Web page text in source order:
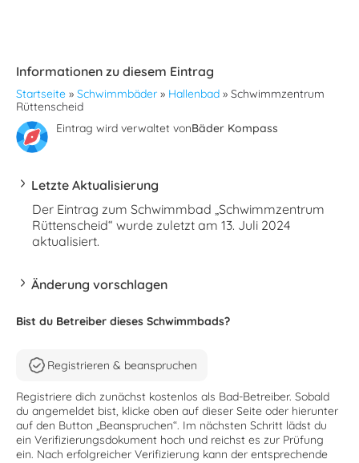
Informationen zu diesem Eintrag
Startseite » Schwimmbäder » Hallenbad » Schwimmzentrum
Rüttenscheid
Eintrag wird verwaltet vonBäder Kompass
Letzte Aktualisierung
Der Eintrag zum Schwimmbad „Schwimmzentrum
Rüttenscheid“ wurde zuletzt am 13. Juli 2024
aktualisiert.
Änderung vorschlagen
Bist du Betreiber dieses Schwimmbads?
Registrieren & beanspruchen
Registriere dich zunächst kostenlos als Bad-Betreiber. Sobald
du angemeldet bist, klicke oben auf dieser Seite oder hierunter
auf den Button „Beanspruchen“. Im nächsten Schritt lädst du
ein Verifizierungsdokument hoch und reichst es zur Prüfung
ein. Nach erfolgreicher Verifizierung kann der entsprechende